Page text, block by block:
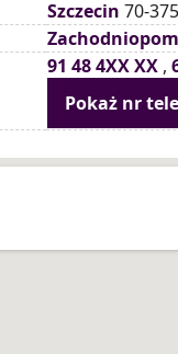
Szczecin 70-375
91 48 4XX XX ,
Pokaż nr